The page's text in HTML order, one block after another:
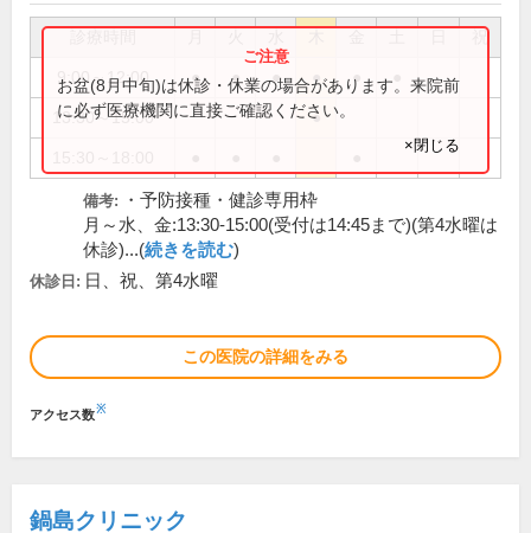
祝
9:00～12:00 ● ● ● ● ●
13:30～15:00 ●
お盆(8月中旬)は休診・休業の場合があります。来院前
に必ず医療機関に直接ご確認ください。
×閉じる
備考:
・予防接種・健診専用枠
月～水、金:13:30-15:00(受付は14:45まで)(第4水曜は
休診)...(続きを読む)
休診日: 日、祝、第4水曜
この医院の詳細をみる
アクセス数※
鍋島クリニック